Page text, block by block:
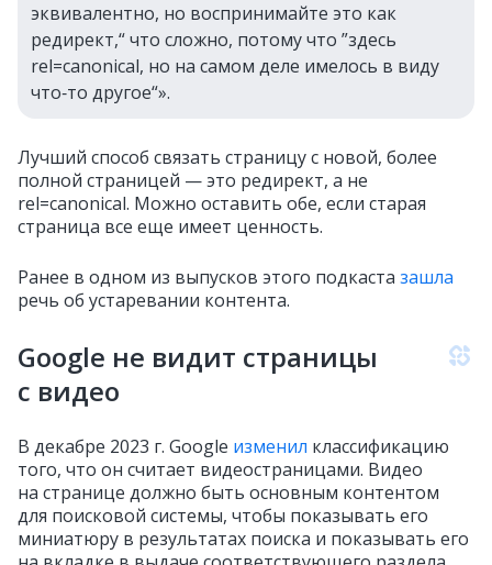
эквивалентно, но воспринимайте это как
редирект,“ что сложно, потому что ”здесь
rel=canonical, но на самом деле имелось в виду
что‑то другое“».
Лучший способ связать страницу с новой, более
полной страницей — это редирект, а не
rel=canonical. Можно оставить обе, если старая
страница все еще имеет ценность.
Ранее в одном из выпусков этого подкаста зашла
речь об устаревании контента.
Google не видит страницы
с видео
В декабре 2023 г. Google изменил классификацию
того, что он считает видеостраницами. Видео
на странице должно быть основным контентом
для поисковой системы, чтобы показывать его
миниатюру в результатах поиска и показывать его